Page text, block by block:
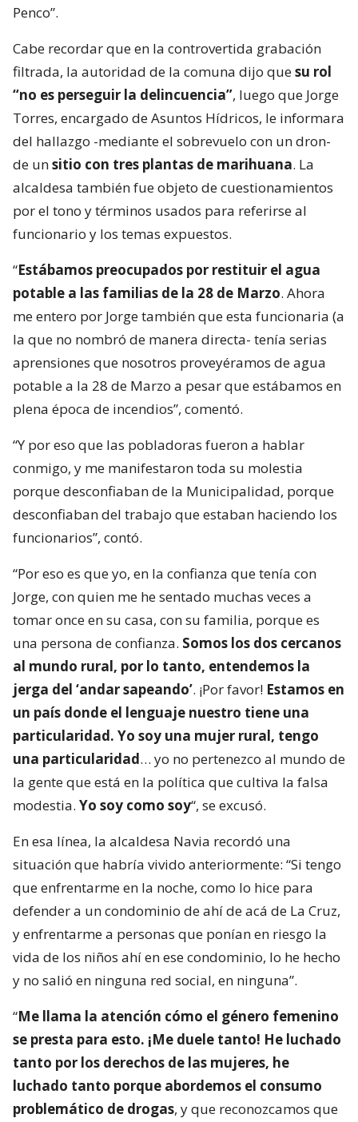
Penco”.
Cabe recordar que en la controvertida grabación
filtrada, la autoridad de la comuna dijo quesu rol
“no es perseguir la delincuencia”, luego que Jorge
Torres, encargado de Asuntos Hídricos, le informara
del hallazgo -mediante el sobrevuelo con un dron-
de unsitio con tres plantas de marihuana. La
alcaldesa también fue objeto de cuestionamientos
por el tono y términos usados para referirse al
funcionario y los temas expuestos.
“Estábamos preocupados por restituir el agua
potable a las familias de la 28 de Marzo. Ahora
me entero por Jorge también que esta funcionaria (a
la que no nombró de manera directa- tenía serias
aprensiones que nosotros proveyéramos de agua
potable a la 28 de Marzo a pesar que estábamos en
plena época de incendios”, comentó.
“Y por eso que las pobladoras fueron a hablar
conmigo, y me manifestaron toda su molestia
porque desconfiaban de la Municipalidad, porque
desconfiaban del trabajo que estaban haciendo los
funcionarios”, contó.
“Por eso es que yo, en la confianza que tenía con
Jorge, con quien me he sentado muchas veces a
tomar once en su casa, con su familia, porque es
una persona de confianza. Somos los dos cercanos
al mundo rural, por lo tanto, entendemos la
jerga del ‘andar sapeando’. ¡Por favor! Estamos en
un país donde el lenguaje nuestro tiene una
particularidad. Yo soy una mujer rural, tengo
una particularidad… yo no pertenezco al mundo de
la gente que está en la política que cultiva la falsa
modestia. Yo soy como soy“, se excusó.
En esa línea, la alcaldesa Navia recordó una
situación que habría vivido anteriormente: “Si tengo
que enfrentarme en la noche, como lo hice para
defender a un condominio de ahí de acá de La Cruz,
y enfrentarme a personas que ponían en riesgo la
vida de los niños ahí en ese condominio, lo he hecho
y no salió en ninguna red social, en ninguna”.
“Me llama la atención cómo el género femenino
se presta para esto. ¡Me duele tanto! He luchado
tanto por los derechos de las mujeres, he
luchado tanto porque abordemos el consumo
problemático de drogas, y que reconozcamos que